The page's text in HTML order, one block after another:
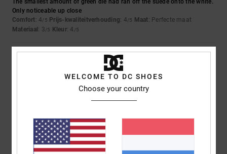
The smallest amount of green die had ran off the suede onto the white.
Only noticeable up close
Comfort: 4/5 Prijs-kwaliteitverhouding: 4/5 Maat: Perfecte maat
Materiaal : 3/5 Kleur: 4 /5
5/5
Mooie schoenen
Comfort: 4/5 Prijs-kwaliteitverhouding
Materiaal: 5/5 Kleur: 5/5
Ik raad dit product aan
WELCOME TO DC SHOES
Choose your country